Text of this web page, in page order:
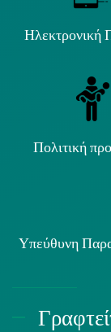
Ηλεκτρονική
Πολιτική
Υπεύθυνη